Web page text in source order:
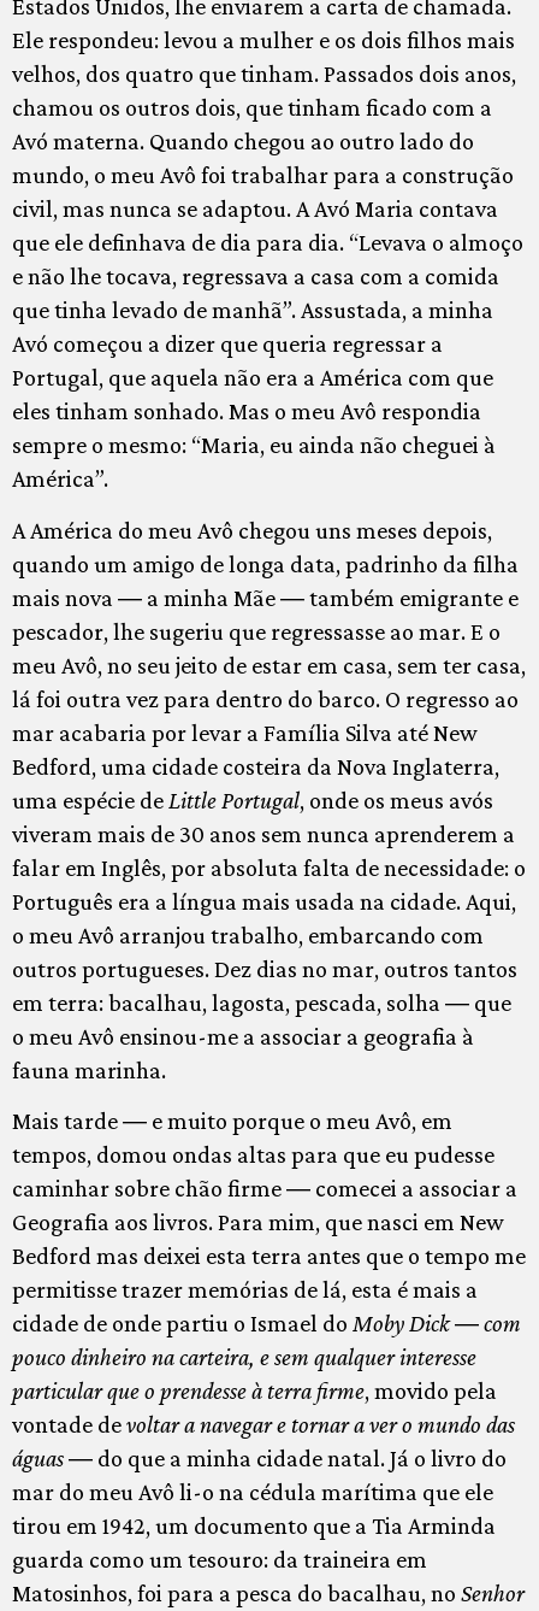
Estados Unidos, lhe enviarem a carta de chamada.
Ele respondeu: levou a mulher e os dois filhos mais
velhos, dos quatro que tinham. Passados dois anos,
chamou os outros dois, que tinham ficado com a
Avó materna. Quando chegou ao outro lado do
mundo, o meu Avô foi trabalhar para a construção
civil, mas nunca se adaptou. A Avó Maria contava
que ele definhava de dia para dia. “Levava o almoço
e não lhe tocava, regressava a casa com a comida
que tinha levado de manhã”. Assustada, a minha
Avó começou a dizer que queria regressar a
Portugal, que aquela não era a América com que
eles tinham sonhado. Mas o meu Avô respondia
sempre o mesmo: “Maria, eu ainda não cheguei à
América”.
A América do meu Avô chegou uns meses depois,
quando um amigo de longa data, padrinho da filha
mais nova ― a minha Mãe ― também emigrante e
pescador, lhe sugeriu que regressasse ao mar. E o
meu Avô, no seu jeito de estar em casa, sem ter casa,
lá foi outra vez para dentro do barco. O regresso ao
mar acabaria por levar a Família Silva até New
Bedford, uma cidade costeira da Nova Inglaterra,
uma espécie de Little Portugal, onde os meus avós
viveram mais de 30 anos sem nunca aprenderem a
falar em Inglês, por absoluta falta de necessidade: o
Português era a língua mais usada na cidade. Aqui,
o meu Avô arranjou trabalho, embarcando com
outros portugueses. Dez dias no mar, outros tantos
em terra: bacalhau, lagosta, pescada, solha ― que
o meu Avô ensinou-me a associar a geografia à
fauna marinha.
Mais tarde ― e muito porque o meu Avô, em
tempos, domou ondas altas para que eu pudesse
caminhar sobre chão firme ― comecei a associar a
Geografia aos livros. Para mim, que nasci em New
Bedford mas deixei esta terra antes que o tempo me
permitisse trazer memórias de lá, esta é mais a
cidade de onde partiu o Ismael do Moby Dick―com
pouco dinheiro na carteira, e sem qualquer interesse
particular que o prendesse à terra firme, movido pela
vontade devoltar a navegar e tornar a ver o mundo das
águas― do que a minha cidade natal. Já o livro do
mar do meu Avô li-o na cédula marítima que ele
tirou em 1942, um documento que a Tia Arminda
guarda como um tesouro: da traineira em
Matosinhos, foi para a pesca do bacalhau, no Senhor